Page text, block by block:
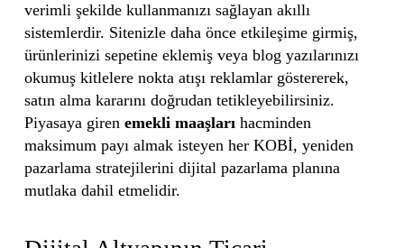
verimli şekilde kullanmanızı sağlayan akıllı
sistemlerdir. Sitenizle daha önce etkileşime girmiş,
ürünlerinizi sepetine eklemiş veya blog yazılarınızı
okumuş kitlelere nokta atışı reklamlar göstererek,
satın alma kararını doğrudan tetikleyebilirsiniz.
Piyasaya giren emekli maaşlarıhacminden
maksimum payı almak isteyen her KOBİ, yeniden
pazarlama stratejilerini dijital pazarlama planına
mutlaka dahil etmelidir.